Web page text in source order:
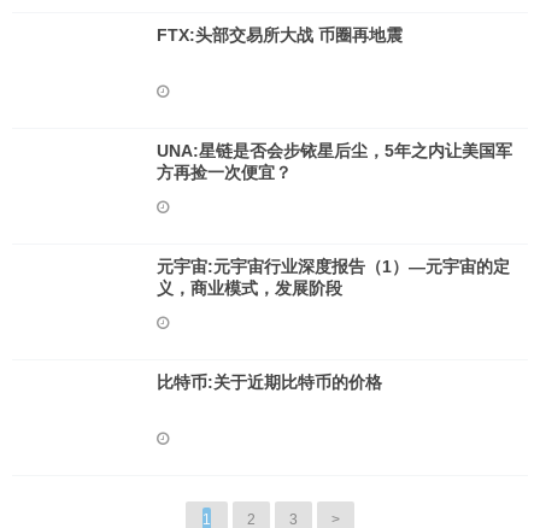
FTX:头部交易所大战 币圈再地震
UNA:星链是否会步铱星后尘，5年之内让美国军
方再捡一次便宜？
元宇宙:元宇宙行业深度报告（1）—元宇宙的定
义，商业模式，发展阶段
比特币:关于近期比特币的价格
1 2 3 >